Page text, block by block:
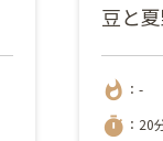
豆と
whatshot ：-
timer ：20